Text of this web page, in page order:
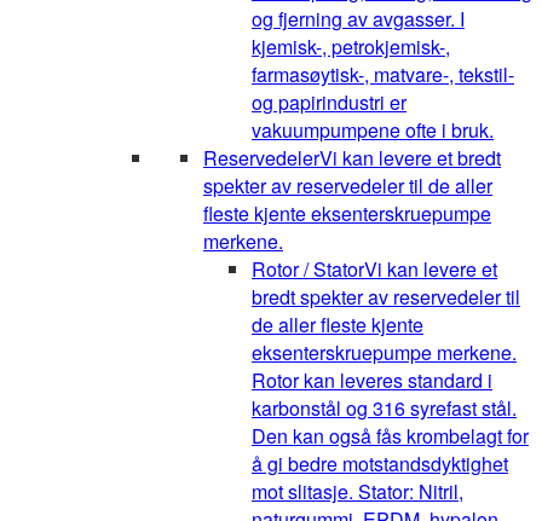
og fjerning av avgasser. I
kjemisk-, petrokjemisk-,
farmasøytisk-, matvare-, tekstil-
og papirindustri er
vakuumpumpene ofte i bruk.
ReservedelerVi kan levere et bredt
spekter av reservedeler til de aller
fleste kjente eksenterskruepumpe
merkene.
Rotor / StatorVi kan levere et
bredt spekter av reservedeler til
de aller fleste kjente
eksenterskruepumpe merkene.
Rotor kan leveres standard i
karbonstål og 316 syrefast stål.
Den kan også fås krombelagt for
å gi bedre motstandsdyktighet
mot slitasje. Stator: Nitril,